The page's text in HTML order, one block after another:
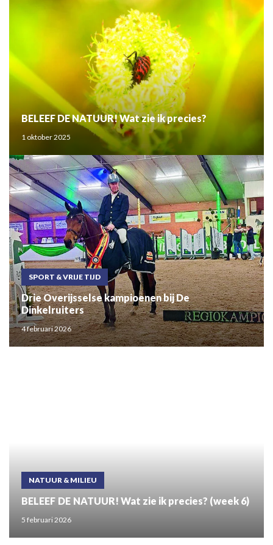
BELEEF DE NATUUR! Wat zie ik precies?
1 oktober 2025
SPORT & VRIJE TIJD
Drie Overijsselse kampioenen bij De
Dinkelruiters
4 februari 2026
NATUUR & MILIEU
BELEEF DE NATUUR! Wat zie ik precies? (week 6)
5 februari 2026